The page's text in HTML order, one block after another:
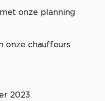
onze planning
onze chauffeurs
2023